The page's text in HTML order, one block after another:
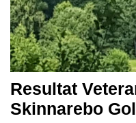
Resultat
Skinnarebo